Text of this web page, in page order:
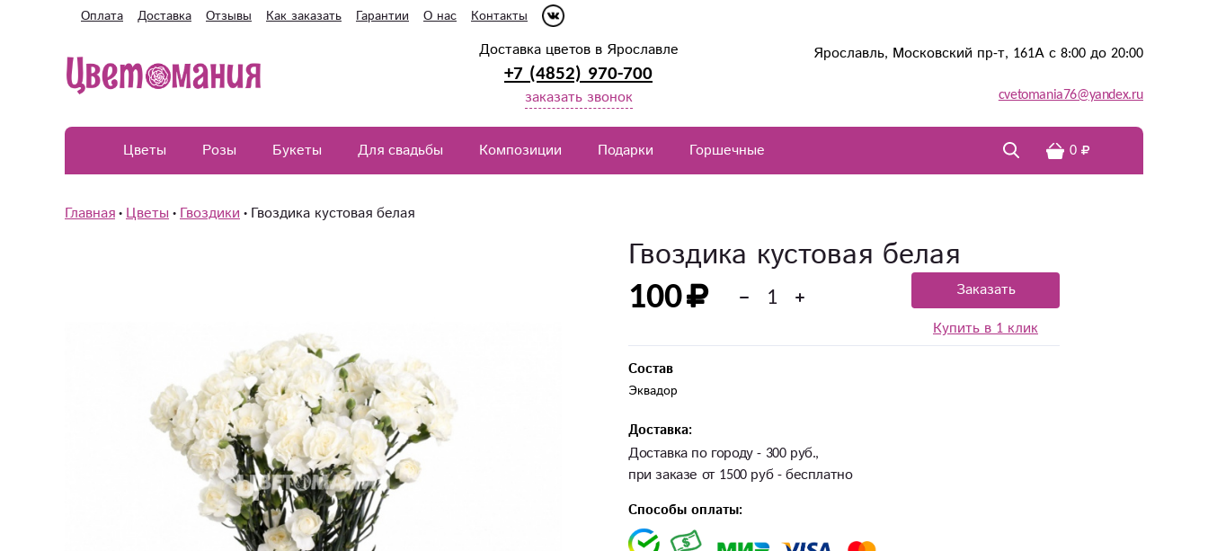
Оплата Доставка Отзывы Как заказать Гарантии О нас Контакты
Доставка цветов в Ярославле
+7 (4852) 970-700
заказать звонок
Ярославль, Московский пр-т, 161А с 8:00 до 20:00
cvetomania76@yandex.ru
Цветы Розы Букеты Для свадьбы Композиции Подарки Горшечные 0
Главная Цветы Гвоздики Гвоздика кустовая белая
Гвоздика кустовая белая
100
Заказать
Купить в 1 клик
Состав
Эквадор
Доставка:
Доставка по городу - 300 руб.,
при заказе от 1500 руб - бесплатно
Способы оплаты: